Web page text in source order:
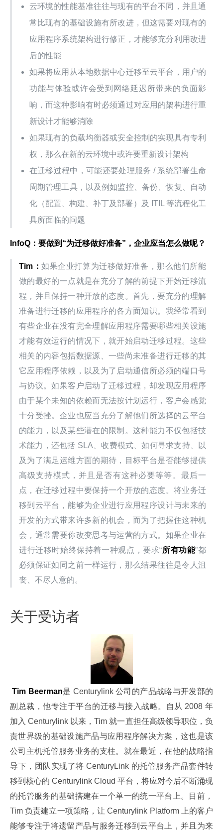
云环境的性能基准往往与现有的平台不同，并且通
常比现有的基础设施有所改进，但这需要对现有的
应用程序系统架构进行修正，才能够充分利用改进
后的性能
如果将应用从本地数据中心迁移至云平台，用户的
功能与体验或许会受到网络延迟所带来的负面影
响，而这种影响有时必须通过对应用的架构进行重
新设计才能够消除
如果现有的负载均衡器或安全控制的实现具有专利
权，那么在新的云环境中或许要重新设计架构
在迁移过程中，可能还要处理服务 / 系统部署生命
周期管理工具，以及例如监控、备份、恢复、自动
化（配置、构建、补丁及部署）及 ITIL 等流程化工
具所面临的问题
InfoQ ：要做到“为迁移做好准备”，企业应当怎么做呢？
Tim ：如果企业打算为迁移做好准备，那么他们所能
做的最好的一点就是在充分了解的前提下开始迁移流
程，并且保持一种开放的态度。首先，要充分的理解
准备进行迁移的应用程序的各方面知识。我经常看到
有些企业在没有完全理解应用程序需要哪些相关设施
才能有效运行的情况下，就开始启动迁移过程。这些
相关的内容包括数据源、一些尚未准备进行迁移的其
它应用程序依赖，以及为了启动通信所必须的端口号
与协议。如果客户启动了迁移过程，却发现应用程序
由于某个未知的依赖而无法按计划运行，客户会感觉
十分受挫。企业也应当充分了解他们所选择的云平台
的能力，以及某些潜在的限制。这种能力不仅包括技
术能力，还包括 SLA、收费模式、如何寻求支持、以
及为了满足运维方面的期待，目标平台是否能够提供
高级支持模式，并且是否有这种必要等等。最后一
点，在迁移过程中要保持一个开放的态度。将业务迁
移到云平台，能够为企业进行应用程序设计与未来的
开发的方式带来许多新的机会，而为了把握住这种机
会，通常需要你改变思考与运营的方式。如果企业在
进行迁移时始终保持着一种观点，要求“所有功能”都
必须保证如同之前一样运行，那么结果往往是令人沮
丧、不尽人意的。
关于受访者
Tim Beerman是 Centurylink 公司的产品战略与开发部的
副总裁，他专注于平台的迁移与接入战略。自从 2008 年
加入 Centurylink 以来，Tim 就一直担任高级领导职位，负
责世界级的基础设施产品与应用程序解决方案，这也是该
公司主机托管服务业务的支柱。就在最近，在他的战略指
导下，团队实现了将 CenturyLink 的托管服务产品套件转
移到核心的 Centurylink Cloud 平台，将应对今后不断涌现
的托管服务的基础搭建在一个单一的统一平台上。目前，
Tim 负责建立一项策略，让 Centurylink Platform 上的客户
能够专注于将遗留产品与服务迁移到云平台上，并且为来